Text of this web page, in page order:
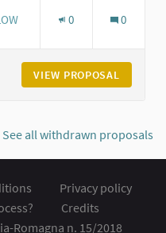
0 0
VIEW PROPOSAL
See all withdrawn proposals
Privacy policy
Credits
Romagna n. 15/2018